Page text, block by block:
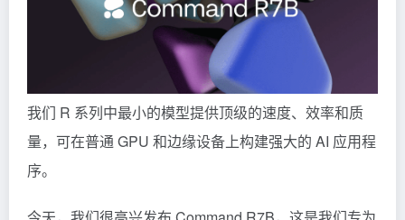
我们 R 系列中最小的模型提供顶级的速度、效率和质
量，可在普通 GPU 和边缘设备上构建强大的 AI 应用程
序。